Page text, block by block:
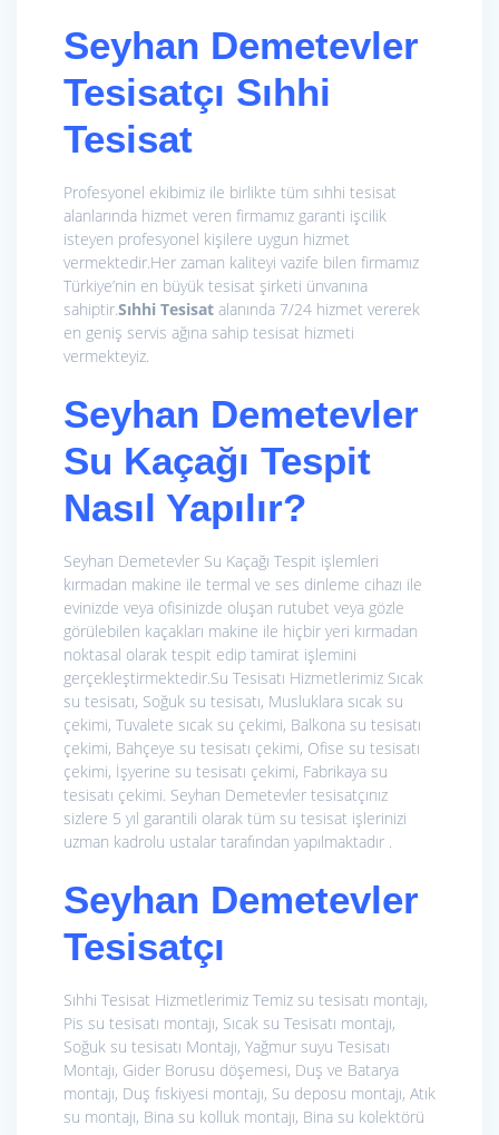
Seyhan Demetevler
Tesisatçı Sıhhi
Tesisat
Profesyonel ekibimiz ile birlikte tüm sıhhi tesisat
alanlarında hizmet veren firmamız garanti işcilik
isteyen profesyonel kişilere uygun hizmet
vermektedir.Her zaman kaliteyi vazife bilen firmamız
Türkiye’nin en büyük tesisat şirketi ünvanına
sahiptir.Sıhhi Tesisat alanında 7/24 hizmet vererek
en geniş servis ağına sahip tesisat hizmeti
vermekteyiz.
Seyhan Demetevler
Su Kaçağı Tespit
Nasıl Yapılır?
Seyhan Demetevler Su Kaçağı Tespit işlemleri
kırmadan makine ile termal ve ses dinleme cihazı ile
evinizde veya ofisinizde oluşan rutubet veya gözle
görülebilen kaçakları makine ile hiçbir yeri kırmadan
noktasal olarak tespit edip tamirat işlemini
gerçekleştirmektedir.Su Tesisatı Hizmetlerimiz Sıcak
su tesisatı, Soğuk su tesisatı, Musluklara sıcak su
çekimi, Tuvalete sıcak su çekimi, Balkona su tesisatı
çekimi, Bahçeye su tesisatı çekimi, Ofise su tesisatı
çekimi, İşyerine su tesisatı çekimi, Fabrikaya su
tesisatı çekimi. Seyhan Demetevler tesisatçınız
sizlere 5 yıl garantili olarak tüm su tesisat işlerinizi
uzman kadrolu ustalar tarafından yapılmaktadır .
Seyhan Demetevler
Tesisatçı
Sıhhi Tesisat Hizmetlerimiz Temiz su tesisatı montajı,
Pis su tesisatı montajı, Sıcak su Tesisatı montajı,
Soğuk su tesisatı Montajı, Yağmur suyu Tesisatı
Montajı, Gider Borusu döşemesi, Duş ve Batarya
montajı, Duş fıskiyesi montajı, Su deposu montajı, Atık
su montajı, Bina su kolluk montajı, Bina su kolektörü